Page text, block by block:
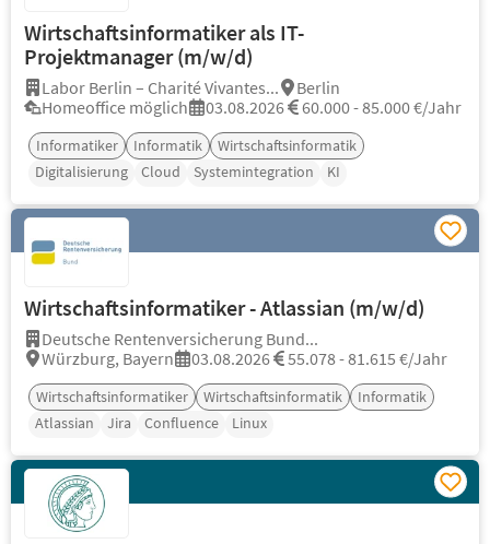
Wirtschaftsinformatiker als IT-
Projektmanager (m/w/d)
Labor Berlin – Charité Vivantes...
Berlin
Homeoffice möglich
03.08.2026 60.000 - 85.000 €/Jahr
Informatiker Informatik
Wirtschaftsinformatik
Digitalisierung
Cloud Systemintegration KI
Wirtschaftsinformatiker - Atlassian (m/w/d)
Deutsche Rentenversicherung Bund...
Würzburg, Bayern
03.08.2026 55.078 - 81.615 €/Jahr
Wirtschaftsinformatiker Wirtschaftsinformatik
Informatik
Atlassian
Jira Confluence Linux